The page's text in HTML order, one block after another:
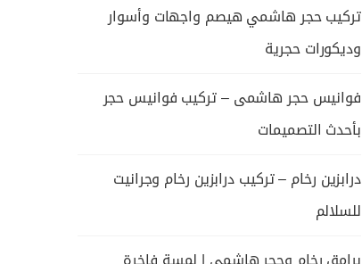
تركيب حجر هاشمي هيصم واجهات وأسوار
وديكورات حجرية
فوانيس حجر هاشمى – تركيب فوانيس حجر
بأحدث التصميمات
درابزين رخام – تركيب درابزين رخام وجرانيت
للسلالم